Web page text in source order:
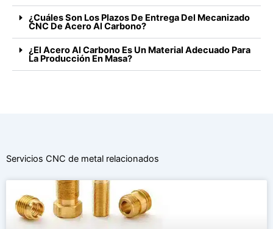
¿Cuáles Son Los Plazos De Entrega Del Mecanizado
CNC De Acero Al Carbono?
¿El Acero Al Carbono Es Un Material Adecuado Para
La Producción En Masa?
Servicios CNC de metal relacionados